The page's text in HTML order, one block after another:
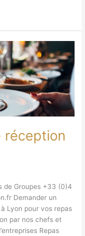
réception
de Groupes +33 (0)4
Demander un
Lyon pour vos repas
par nos chefs et
Repas